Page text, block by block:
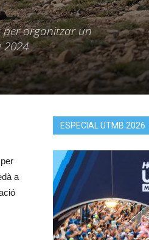
per organitzar un
2024
a
ESPECIAL UTMB 2026